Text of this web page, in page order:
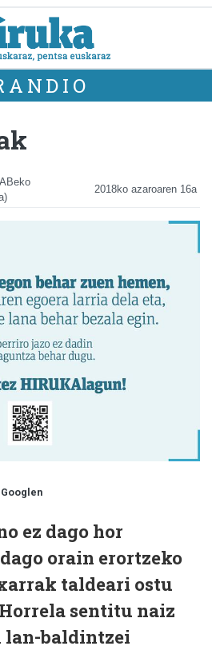
2018ko azaroaren 16a
ez dago hor
orain erortzeko
taldeari ostu
sentitu naiz
lan-baldintzei